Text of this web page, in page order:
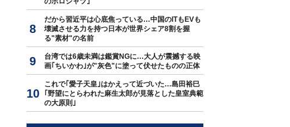
だから習近平は心底焦っている…中国のITもEVも
壊滅させる力を持つ日本が世界シェア8割を握
る"素材"の名前
台湾では6歳未満は鑑賞NGに…大人が震撼する映
画｢ちいかわ｣が"灰色"に塗って伏せたものの正体
これで｢愛子天皇｣はかえって近づいた…島田裕巳
｢野望にとらわれた麻生太郎が見落とした皇室典範
の大原則｣